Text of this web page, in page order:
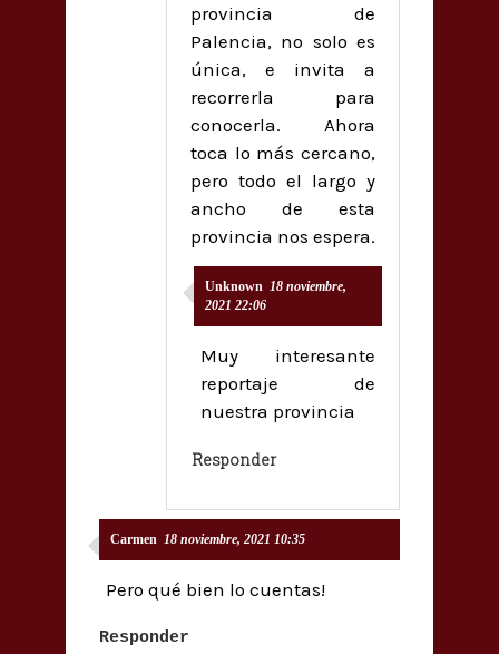
provincia de
Palencia, no solo es
única, e invita a
recorrerla para
conocerla. Ahora
toca lo más cercano,
pero todo el largo y
ancho de esta
provincia nos espera.
Unknown 18 noviembre,
2021 22:06
Muy interesante
reportaje de
nuestra provincia
Responder
Carmen 18 noviembre, 2021 10:35
Pero qué bien lo cuentas!
Responder